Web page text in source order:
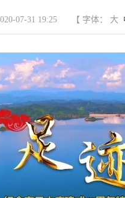
07-31 19:25 【 字体： 大